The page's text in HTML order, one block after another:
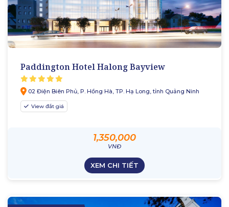
Paddington Hotel Halong Bayview
02 Điện Biên Phủ, P. Hồng Hà, TP. Hạ Long, tỉnh Quảng Ninh
View đắt giá
1,350,000
VNĐ
XEM CHI TIẾT